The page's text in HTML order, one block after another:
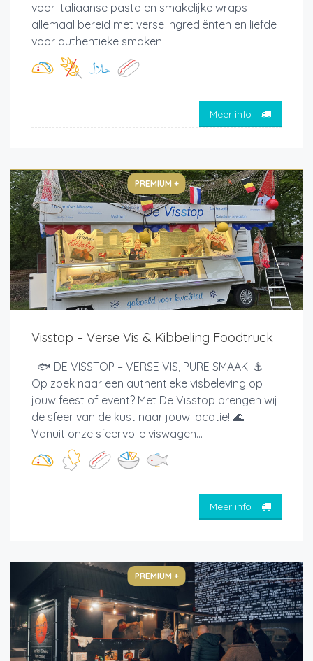
voor Italiaanse pasta en smakelijke wraps -
allemaal bereid met verse ingrediënten en liefde
voor authentieke smaken.
Meer info
PREMIUM +
Visstop – Verse Vis & Kibbeling Foodtruck
🐟 DE VISSTOP – VERSE VIS, PURE SMAAK! ⚓
Op zoek naar een authentieke visbeleving op
jouw feest of event? Met De Visstop brengen wij
de sfeer van de kust naar jouw locatie! 🌊
Vanuit onze sfeervolle viswagen...
Meer info
PREMIUM +